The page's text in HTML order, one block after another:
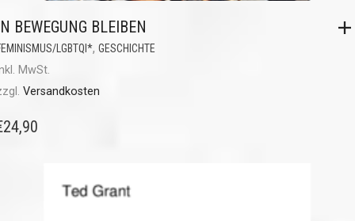
BEWEGUNG BLEIBEN
LGBTQI*, GESCHICHTE
MwSt.
Versandkosten
24,90